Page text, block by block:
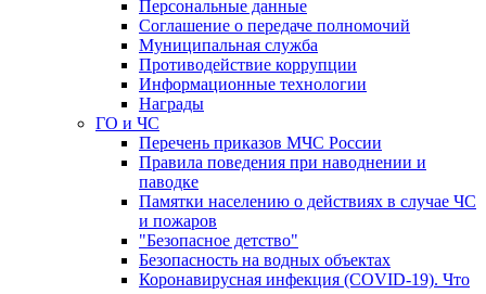
Персональные данные
Соглашение о передаче полномочий
Муниципальная служба
Противодействие коррупции
Информационные технологии
Награды
ГО и ЧС
Перечень приказов МЧС России
Правила поведения при наводнении и
паводке
Памятки населению о действиях в случае ЧС
и пожаров
"Безопасное детство"
Безопасность на водных объектах
Коронавирусная инфекция (COVID-19). Что